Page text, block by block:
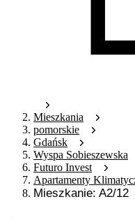
Mieszkania
pomorskie
Gdańsk
Wyspa Sobieszewska
Futuro Invest
Apartamenty
Mieszkanie: A2/12